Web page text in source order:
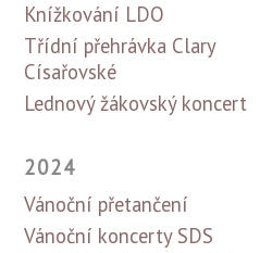
Knížkování LDO
Třídní přehrávka Clary
Císařovské
Lednový žákovský koncert
2024
Vánoční přetančení
Vánoční koncerty SDS